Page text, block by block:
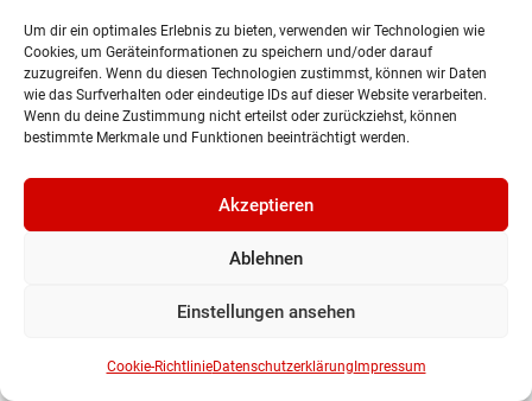
Um dir ein optimales Erlebnis zu bieten, verwenden wir Technologien wie
Cookies, um Geräteinformationen zu speichern und/oder darauf
zuzugreifen. Wenn du diesen Technologien zustimmst, können wir Daten
wie das Surfverhalten oder eindeutige IDs auf dieser Website verarbeiten.
Wenn du deine Zustimmung nicht erteilst oder zurückziehst, können
bestimmte Merkmale und Funktionen beeinträchtigt werden.
Akzeptieren
Ablehnen
Einstellungen ansehen
Cookie-RichtlinieDatenschutzerklärung Impressum
EINZULEGEN. SIE KÖNNEN DEN WIDERSPRUCH
WIE OBEN BESCHRIEBEN AUSÜBEN.
MACHEN SIE VON IHREM WIDERSPRUCHSRECHT
GEBRAUCH, BEENDEN WIR DIE VERARBEITUNG
8 Dauer der
Speicherung